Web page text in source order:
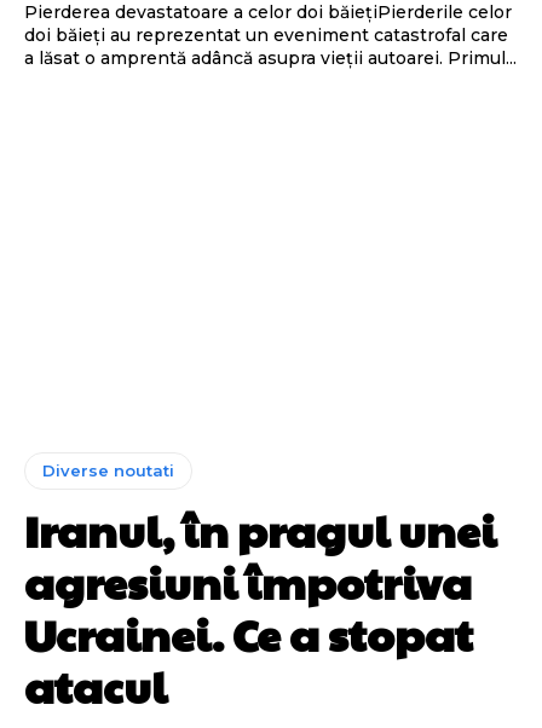
Pierderea devastatoare a celor doi băiețiPierderile celor
doi băieți au reprezentat un eveniment catastrofal care
a lăsat o amprentă adâncă asupra vieții autoarei. Primul...
Diverse noutati
Iranul, în pragul unei
agresiuni împotriva
Ucrainei. Ce a stopat
atacul